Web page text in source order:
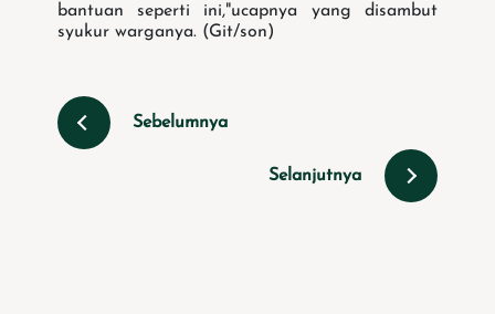
bantuan seperti ini,"ucapnya yang disambut
syukur warganya. (Git/son)
Sebelumnya
Selanjutnya